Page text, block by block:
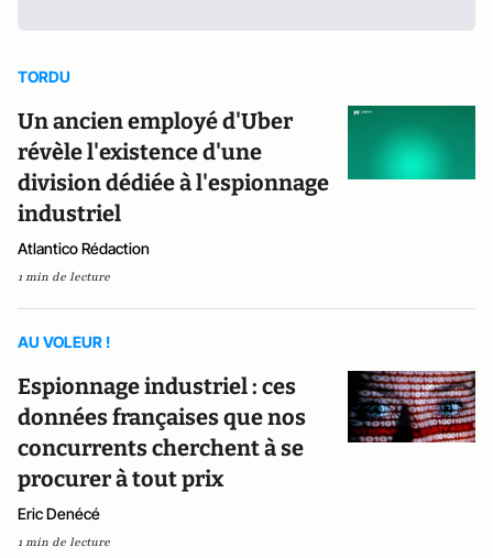
TORDU
Un ancien employé d'Uber
révèle l'existence d'une
division dédiée à l'espionnage
industriel
Atlantico Rédaction
1 min de lecture
AU VOLEUR !
Espionnage industriel : ces
données françaises que nos
concurrents cherchent à se
procurer à tout prix
Eric Denécé
1 min de lecture